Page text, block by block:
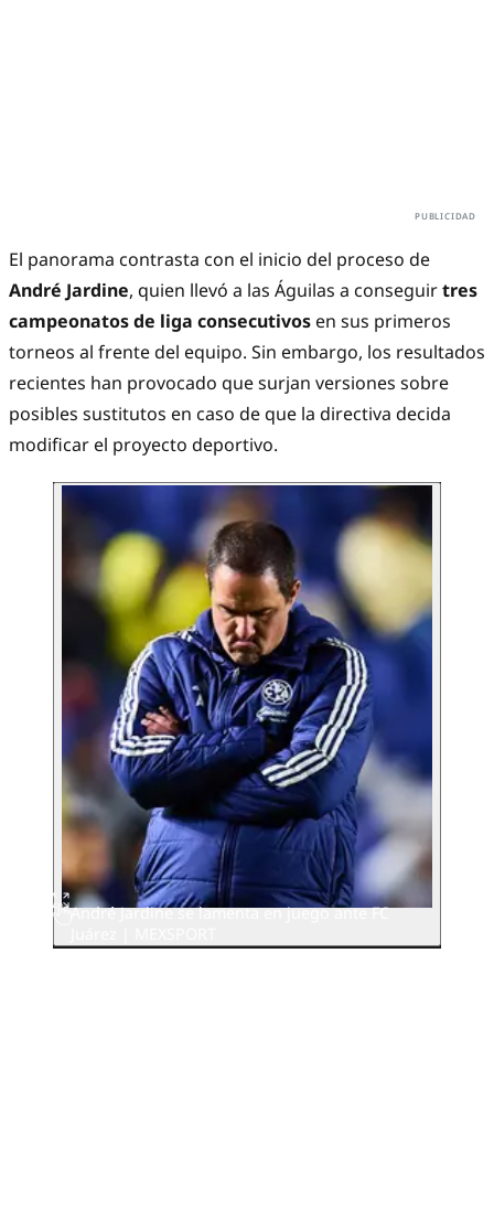
El panorama contrasta con el inicio del proceso de
André Jardine, quien llevó a las Águilas a conseguirtres
campeonatos de liga consecutivos en sus primeros
torneos al frente del equipo. Sin embargo, los resultados
recientes han provocado que surjan versiones sobre
posibles sustitutos en caso de que la directiva decida
modificar el proyecto deportivo.
André Jardine se lamenta en juego ante FC